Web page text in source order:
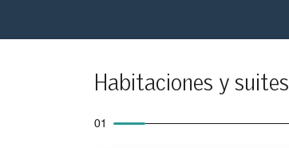
Habitaciones y suites
01